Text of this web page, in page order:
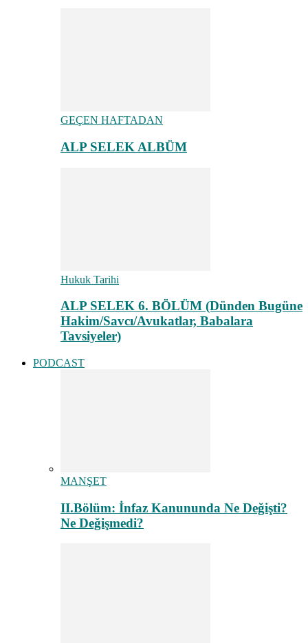
GEÇEN HAFTADAN
ALP SELEK ALBÜM
Hukuk Tarihi
ALP SELEK 6. BÖLÜM (Dünden Bugüne
Hakim/Savcı/Avukatlar, Babalara
Tavsiyeler)
PODCAST
MANŞET
II.Bölüm: İnfaz Kanununda Ne Değişti?
Ne Değişmedi?